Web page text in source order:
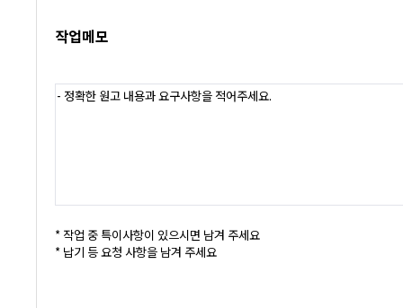
작업메모
* 작업 중 특이사항이 있으시면 남겨 주세요
* 납기 등 요청 사항을 남겨 주세요
- 정확한 원고 내용과 요구사항을 적어주세요.